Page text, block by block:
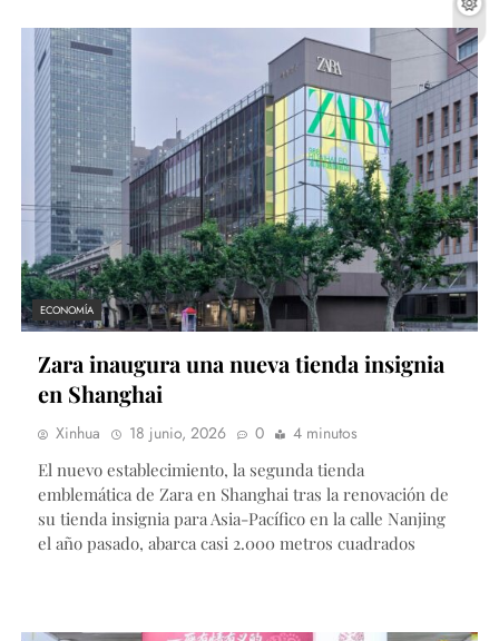
ECONOMÍA
Zara inaugura una nueva tienda insignia
en Shanghai
Xinhua 18 junio, 2026 0
4 minutos
El nuevo establecimiento, la segunda tienda
emblemática de Zara en Shanghai tras la renovación de
su tienda insignia para Asia-Pacífico en la calle Nanjing
el año pasado, abarca casi 2.000 metros cuadrados